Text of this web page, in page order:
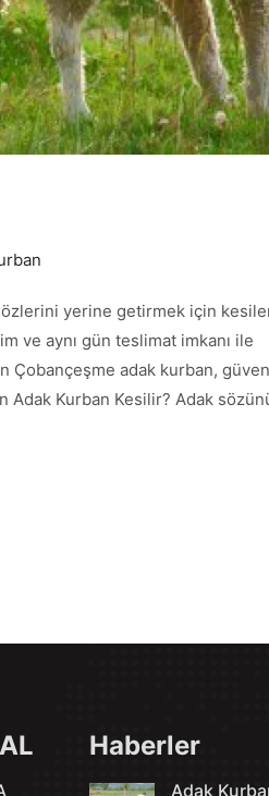
yerine getirmek için
ve aynı gün teslimat imkanı ile
Çobançeşme adak kurban,
Adak Kurban Kesilir? Adak
Haberler
Adak